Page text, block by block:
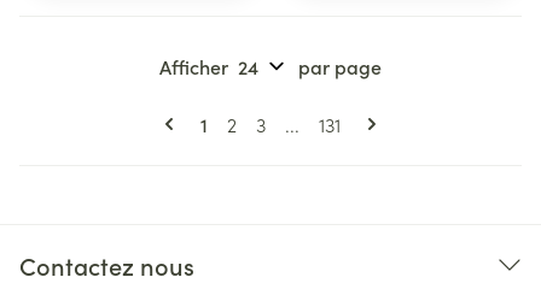
Pages
Vous lisez actuellement la page
1 Page
2 Page
3 ... Page
131
Afficher par page
Contactez nous